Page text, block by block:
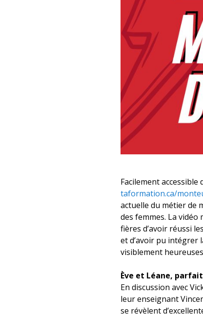
Facilement accessible
taformation.ca/
actuelle du métier de
des femmes. La vidéo
fières d’avoir réussi
et d’avoir pu intégrer
visiblement
Ève et Léane,
En discussion avec
leur enseignant
se révèlent